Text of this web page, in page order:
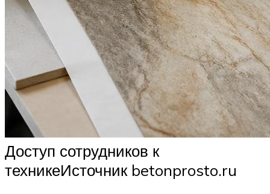
Доступ сотрудников к
техникеИсточник betonprosto.ru